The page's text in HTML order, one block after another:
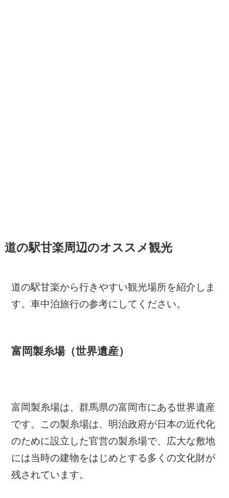
道の駅甘楽周辺のオススメ観光
道の駅甘楽から行きやすい観光場所を紹介しま
す。車中泊旅行の参考にしてください。
富岡製糸場（世界遺産）
富岡製糸場は、群馬県の富岡市にある世界遺産
です。この製糸場は、明治政府が日本の近代化
のために設立した官営の製糸場で、広大な敷地
には当時の建物をはじめとする多くの文化財が
残されています。